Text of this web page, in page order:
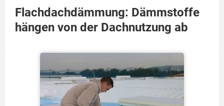
Flachdachdämmung: Dämmstoffe
hängen von der Dachnutzung ab